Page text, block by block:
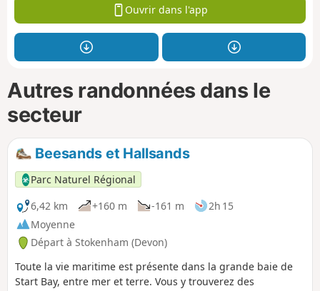
Ouvrir dans l'app
Autres randonnées dans le
secteur
Beesands et Hallsands
Parc Naturel Régional
6,42 km
+160 m -161 m
2h 15
Moyenne
Départ à Stokenham (Devon)
Toute la vie maritime est présente dans la grande baie de
Start Bay, entre mer et terre. Vous y trouverez des